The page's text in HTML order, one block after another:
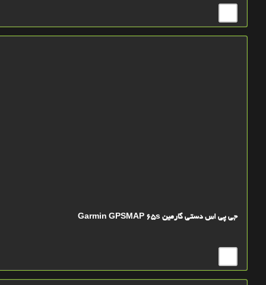
جی پی اس دستی گارمین Garmin GPSMAP 65s